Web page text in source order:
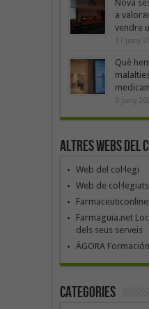
Nova
a
vendre
17 juny
Què
3 juny
Altres webs del
Web del col·legi
Web de
Farmaguia.net
dels seus serveis
ÁGORA
Categories